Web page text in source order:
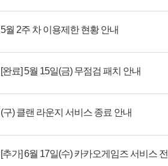
5월 2주 차 이용제한 현황 안내
[완료] 5월 15일(금) 무점검 패치 안내
(구) 클랜 라운지 서비스 종료 안내
[추가] 6월 17일(수) 카카오게임즈 서비스